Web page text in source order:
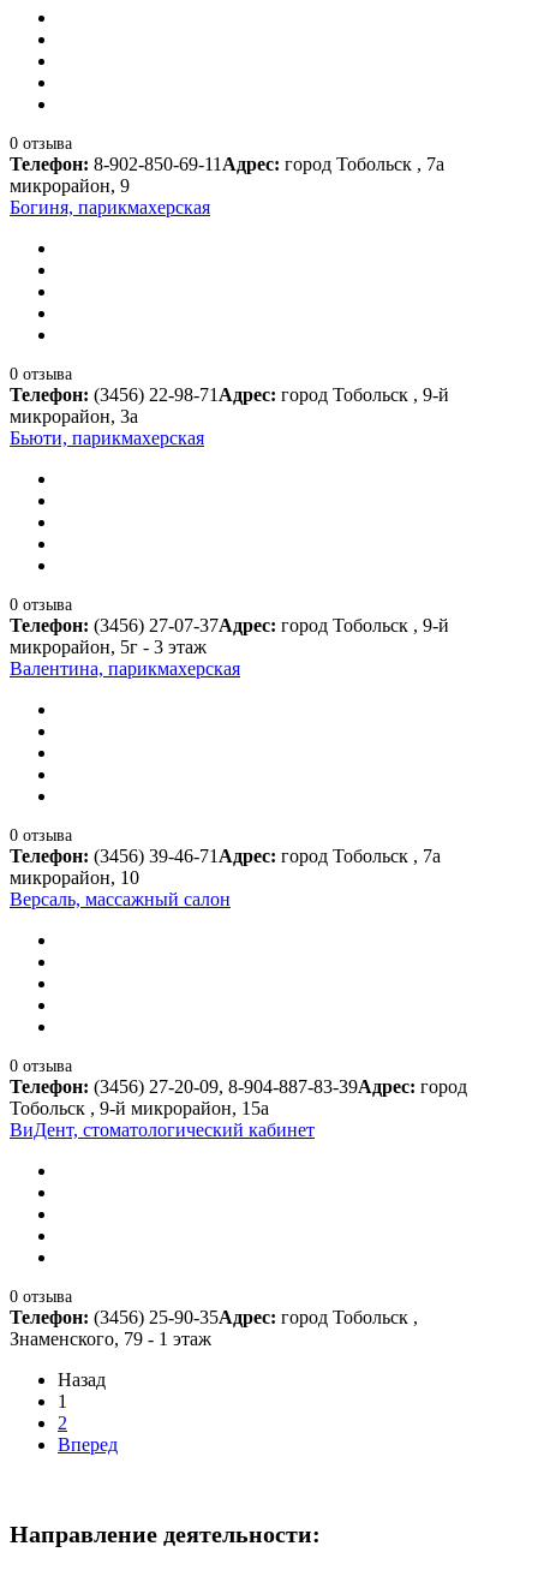
0 отзыва
Телефон: 8-902-850-69-11 Адрес: город Тобольск , 7а
микрорайон, 9
Богиня, парикмахерская
0 отзыва
Телефон: (3456) 22-98-71 Адрес: город Тобольск , 9-й
микрорайон, 3а
Бьюти, парикмахерская
0 отзыва
Телефон: (3456) 27-07-37Адрес: город Тобольск , 9-й
микрорайон, 5г - 3 этаж
Валентина, парикмахерская
0 отзыва
Телефон: (3456) 39-46-71 Адрес: город Тобольск , 7а
микрорайон, 10
Версаль, массажный салон
0 отзыва
Телефон: (3456) 27-20-09, 8-904-887-83-39Адрес: город
Тобольск , 9-й микрорайон, 15а
ВиДент, стоматологический кабинет
0 отзыва
Телефон: (3456) 25-90-35Адрес: город Тобольск ,
Знаменского, 79 - 1 этаж
Назад
1
2
Вперед
Направление деятельности: